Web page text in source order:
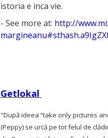
istoria e inca vie.
- See more at: http://
Getlokal
"După ideea “take only pictures
(Peppy) se urcă pe tot felul de